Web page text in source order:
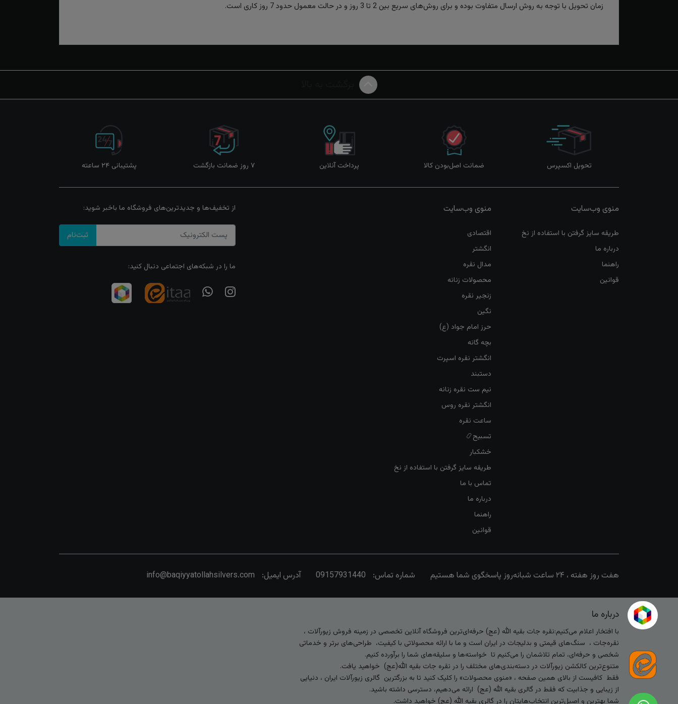
زمان تحویل با توجه به روش ارسال متفاوت بوده و برای روش‌های سریع بین 2 تا 3 روز و در حالت معمول حدود 7 روز کاری است.
تحویل اکسپرس ضمانت اصل‌بودن کالا پرداخت آنلاین ۷ روز ضمانت بازگشت پشتیبانی ۲۴ ساعته
منوی وب‌سایت
طریقه سایز گرفتن با استفاده از نخ
درباره ما
راهنما
قوانین
منوی وب‌سایت
اقتصادی
انگشتر
مدال نقره
محصولات زنانه
زنجیر نقره
نگین
حرز امام جواد (ع)
بچه گانه
انگشتر نقره اسپرت
دستبند
نیم ست نقره زنانه
انگشتر نقره روس
ساعت نقره
تسبیح📿
خشکبار
طریقه سایز گرفتن با استفاده از نخ
تماس با ما
درباره ما
راهنما
قوانین
از تخفیف‌ها و جدیدترین‌های فروشگاه ما باخبر شوید:
ثبت‌نام
ما را در شبکه‌های اجتماعی دنبال کنید:
هفت روز هفته ، ۲۴ ساعت شبانه‌روز پاسخگوی شما هستیم شماره تماس: 09157931440 آدرس ایمیل: info@baqiyyatollahsilvers.com
درباره ما
با افتخار اعلام می‌کنیم:نقره جات بقیه الله (عج) حرفه‌ای‌ترین فروشگاه آنلاین تخصصی در زمینه فروش زیورآلات ،
نقره‌جات ، سنگ‌های قیمتی و بدلیجات در ایران است و ما با ارائه محصولاتی با کیفیت، طراحی‌های برتر و خدماتی
شخصی و حرفه‌ای، تمام تلاشمان را می‌کنیم تا خواسته‌ها و سلیقه‌های شما را برآورده کنیم.
متنوع‌ترین کالکشن زیورآلات در دسته‌بندی‌های مختلف را در نقره جات بقیه الله(عج) خواهید یافت.
فقط کافیست از بالای همین صفحه ، «منوی محصولات» را کلیک کنید تا به بزرگترین گالری زیورآلات ایران ، دنیایی
از زیبایی و جذابیت که فقط در گالری بقیه الله (عج) ارائه می‌دهیم، دسترسی داشته باشید.
شما بهترین و اصیل‌ترین انتخاب‌هایتان را در گالری بقیه الله (عج) خواهید داشت.